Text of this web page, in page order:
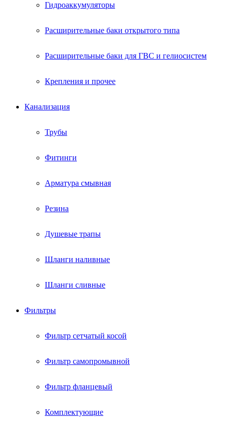
Гидроаккумуляторы
Расширительные баки открытого типа
Расширительные баки для ГВС и гелиосистем
Крепления и прочее
Канализация
Трубы
Фитинги
Арматура смывная
Резина
Душевые трапы
Шланги наливные
Шланги сливные
Фильтры
Фильтр сетчатый косой
Фильтр самопромывной
Фильтр фланцевый
Комплектующие